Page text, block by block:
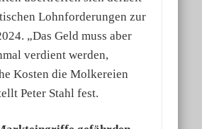
Lohnforderungen zur
„Das Geld muss aber
verdient werden,
Kosten die Molkereien
Peter Stahl fest.